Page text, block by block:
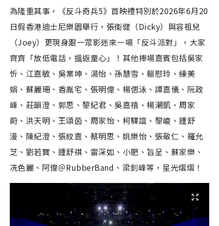
為隆重其事， 《反斗奇兵5》首映禮特別於2026年6月20
日假香港迪士尼樂園舉行， 張衞健（Dicky）與容祖兒
（Joey） 更現身跟一眾影迷來一場「反斗派對」， 大家
齊齊「放低電話，搵返童心」
！其他捧場嘉賓包括吳家
忻、江嘉敏、吳業坤、湯怡、孫慧雪、賴慰玲、練美
娟、蘇麗珊、香胤宅、張明偉、楊偲泳、譚嘉儀、阮政
峰、莊韻澄、郭思、黎紀君、吳嘉禧、楊潮凱、周家
蔚、洪天明、王頌茵、周家怡、柯驛誼、黎峻、鍾舒
漫、陳紀澄、張紋嘉、蔡明思、姚樂怡、張敬仁、羅允
芝、劉若寶、鍾舒祺、雷深如、小肥、旨呈、蘇家樂、
冼色麗、阿偉＠RubberBand 、梁釗峰等 ，星光熠熠！